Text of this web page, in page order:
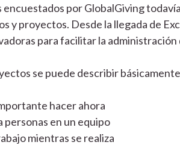
encuestados por GlobalGiving
y proyectos. Desde la llegada de
para facilitar la
se puede describir
hacer ahora
personas en un equipo
mientras se realiza